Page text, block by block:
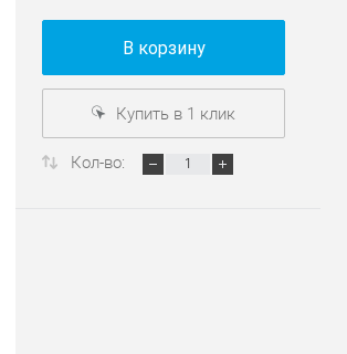
В корзину
Купить в 1 клик
Кол-во: